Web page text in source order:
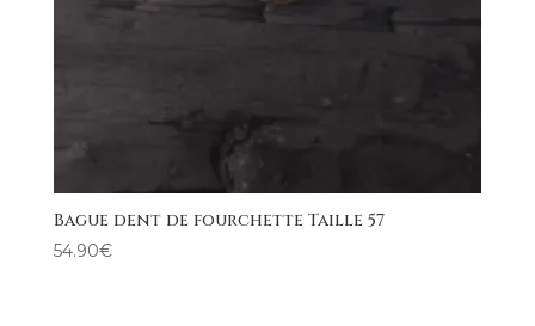
Bague dent de fourchette Taille 57
54.90€